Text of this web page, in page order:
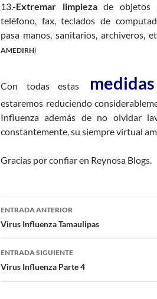
13.-Extremar limpiezade objetos
teléfono, fax, teclados de
pasa manos, sanitarios, archiveros,
AMEDIRH)
Con todas estas
estaremos reduciendo
Influenza además de no olvidar
constantemente, su siempre virtual
Gracias por confiar en Reynosa Blogs.
Navegación
de
entradas
ENTRADA ANTERIOR
Virus Influenza Tamaulipas
ENTRADA SIGUIENTE
Virus Influenza Parte 4